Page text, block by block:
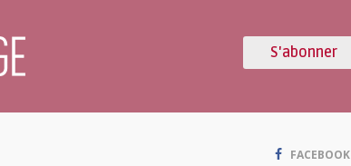
S'abonner
FACEBOOK